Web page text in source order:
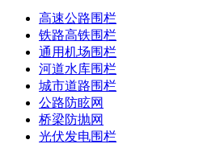
高速公路围栏
铁路高铁围栏
通用机场围栏
河道水库围栏
城市道路围栏
公路防眩网
桥梁防抛网
光伏发电围栏